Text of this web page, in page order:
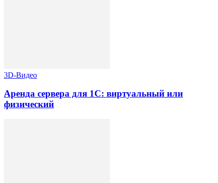
3D-Видео
Аренда сервера для 1С: виртуальный или
физический